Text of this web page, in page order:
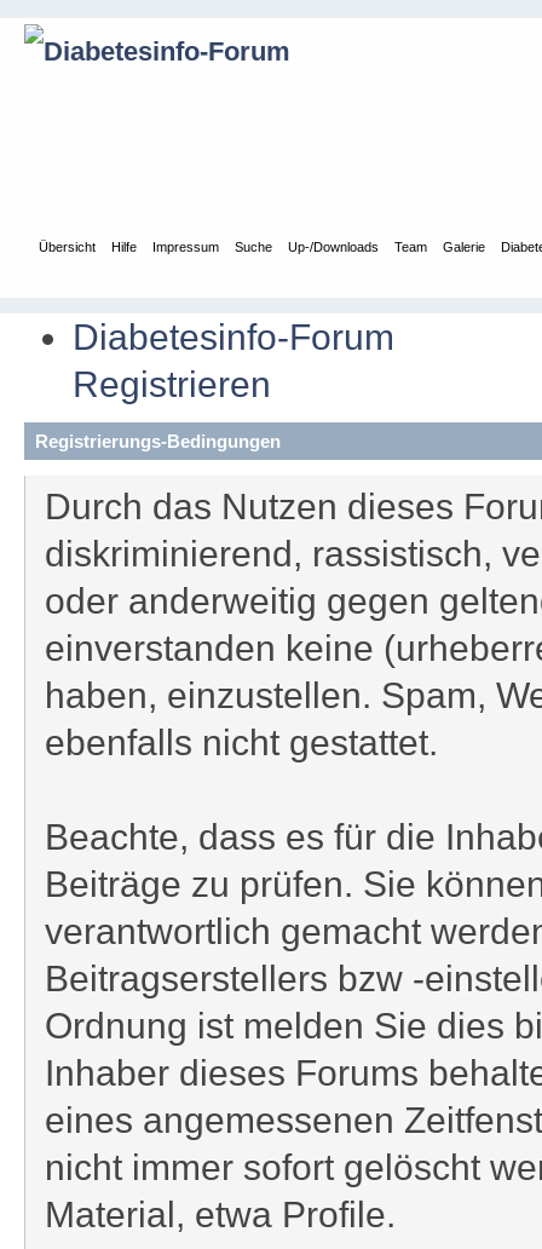
Übersicht Hilfe Impressum Suche Up-/Downloads Team Galerie
Diabetesinfo-Forum
Registrieren
Registrierungs-Bedingungen
Durch das Nutzen dieses
diskriminierend, rassistisch,
oder anderweitig gegen
einverstanden keine
haben, einzustellen. Spam,
ebenfalls nicht gestattet.
Beachte, dass es für die
Beiträge zu prüfen. Sie
verantwortlich gemacht
Beitragserstellers bzw -
Ordnung ist melden Sie dies
Inhaber dieses Forums
eines angemessenen
nicht immer sofort gelöscht
Material, etwa Profile.